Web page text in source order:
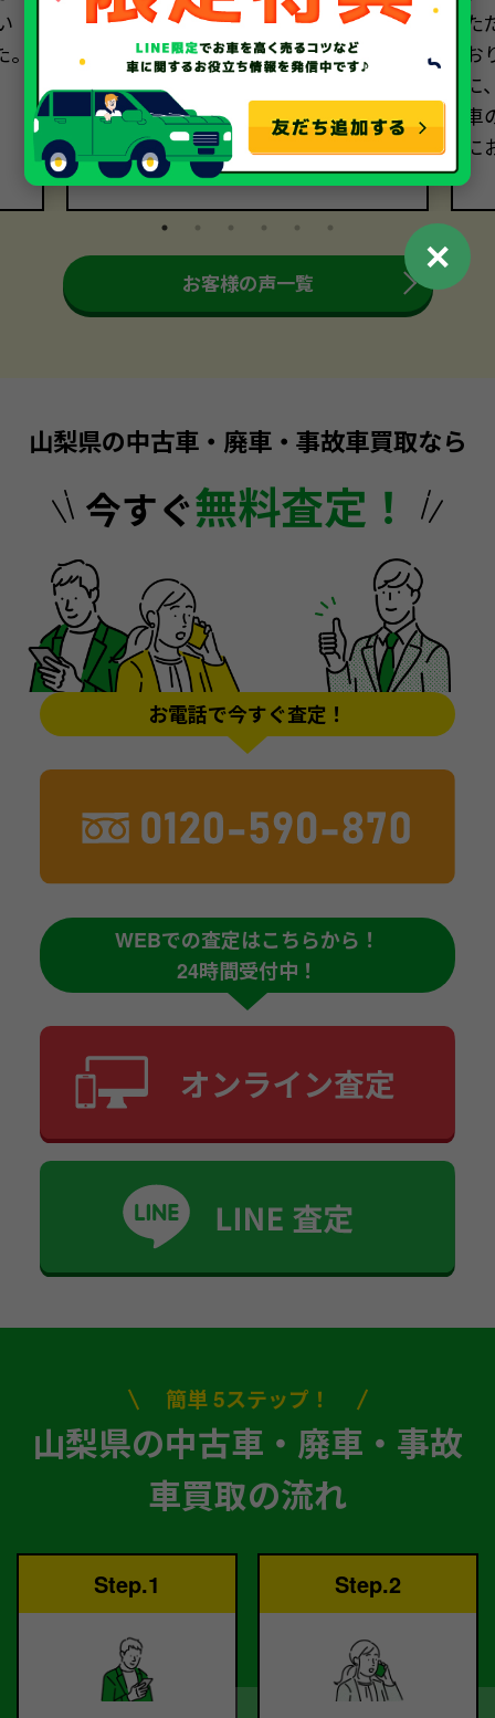
寧な説明に安心感を覚え、契約を決
めました。当日、引き取りに来てく
ださった方も非常に礼儀正しく、安
心して車を託すことができました。
お客様の声一覧
山梨県の中古車・廃車・事故車買取なら
今すぐ無料査定！
お電話で今すぐ査定！
WEBでの査定はこちらから！
24時間受付中！
簡単 5ステップ！
山梨県の中古車・廃車・事故
車買取の流れ
Step.1 Step.2
✕